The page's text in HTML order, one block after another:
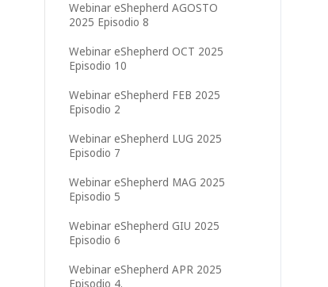
Webinar eShepherd AGOSTO
2025 Episodio 8
Webinar eShepherd OCT 2025
Episodio 10
Webinar eShepherd FEB 2025
Episodio 2
Webinar eShepherd LUG 2025
Episodio 7
Webinar eShepherd MAG 2025
Episodio 5
Webinar eShepherd GIU 2025
Episodio 6
Webinar eShepherd APR 2025
Episodio 4.